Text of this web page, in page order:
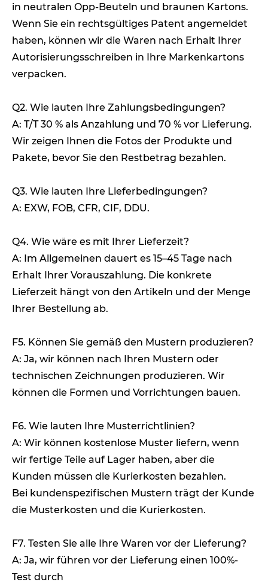
in neutralen Opp-Beuteln und braunen Kartons.
Wenn Sie ein rechtsgültiges Patent angemeldet
haben, können wir die Waren nach Erhalt Ihrer
Autorisierungsschreiben in Ihre Markenkartons
verpacken.
Q2. Wie lauten Ihre Zahlungsbedingungen?
A: T/T 30 % als Anzahlung und 70 % vor Lieferung.
Wir zeigen Ihnen die Fotos der Produkte und
Pakete, bevor Sie den Restbetrag bezahlen.
Q3. Wie lauten Ihre Lieferbedingungen?
A: EXW, FOB, CFR, CIF, DDU.
Q4. Wie wäre es mit Ihrer Lieferzeit?
A: Im Allgemeinen dauert es 15–45 Tage nach
Erhalt Ihrer Vorauszahlung. Die konkrete
Lieferzeit hängt von den Artikeln und der Menge
Ihrer Bestellung ab.
F5. Können Sie gemäß den Mustern produzieren?
A: Ja, wir können nach Ihren Mustern oder
technischen Zeichnungen produzieren. Wir
können die Formen und Vorrichtungen bauen.
F6. Wie lauten Ihre Musterrichtlinien?
A: Wir können kostenlose Muster liefern, wenn
wir fertige Teile auf Lager haben, aber die
Kunden müssen die Kurierkosten bezahlen.
Bei kundenspezifischen Mustern trägt der Kunde
die Musterkosten und die Kurierkosten.
F7. Testen Sie alle Ihre Waren vor der Lieferung?
A: Ja, wir führen vor der Lieferung einen 100%-
Test durch